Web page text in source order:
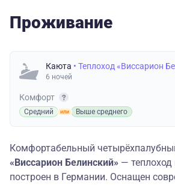
Проживание
Каюта • Теплоход «Виссарион
6 ночей
Комфорт
Средний Выше среднего
Комфортабельный
«Виссарион Белинский» — теплоход
построен в Германии. Оснащен